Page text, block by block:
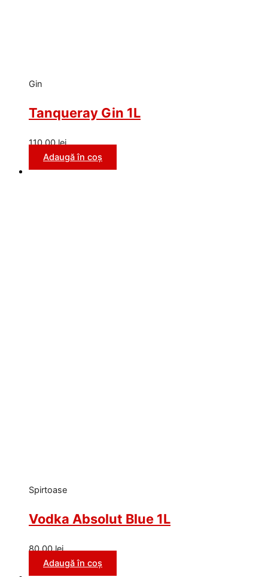
Gin
Tanqueray Gin 1L
110,00lei
Adaugă în coș
Spirtoase
Vodka Absolut Blue 1L
80,00lei
Adaugă în coș